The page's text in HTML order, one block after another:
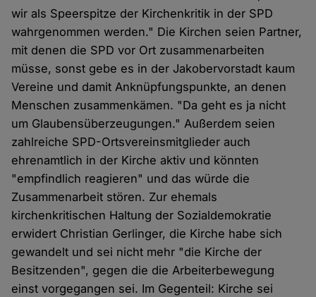
wir als Speerspitze der Kirchenkritik in der SPD
wahrgenommen werden." Die Kirchen seien Partner,
mit denen die SPD vor Ort zusammenarbeiten
müsse, sonst gebe es in der Jakobervorstadt kaum
Vereine und damit Anknüpfungspunkte, an denen
Menschen zusammenkämen. "Da geht es ja nicht
um Glaubensüberzeugungen." Außerdem seien
zahlreiche SPD-Ortsvereinsmitglieder auch
ehrenamtlich in der Kirche aktiv und könnten
"empfindlich reagieren" und das würde die
Zusammenarbeit stören. Zur ehemals
kirchenkritischen Haltung der Sozialdemokratie
erwidert Christian Gerlinger, die Kirche habe sich
gewandelt und sei nicht mehr "die Kirche der
Besitzenden", gegen die die Arbeiterbewegung
einst vorgegangen sei. Im Gegenteil: Kirche sei